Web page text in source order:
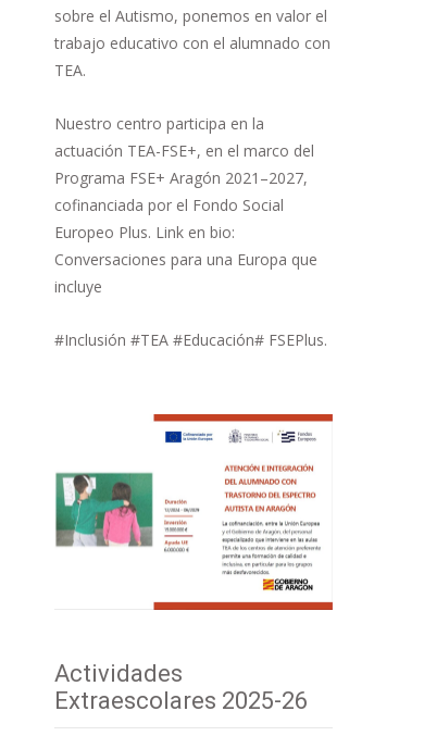
sobre el Autismo, ponemos en valor el
trabajo educativo con el alumnado con
TEA.
Nuestro centro participa en la
actuación TEA-FSE+, en el marco del
Programa FSE+ Aragón 2021–2027,
cofinanciada por el Fondo Social
Europeo Plus. Link en bio:
Conversaciones para una Europa que
incluye
#Inclusión #TEA #Educación# FSEPlus.
Actividades
Extraescolares 2025-26